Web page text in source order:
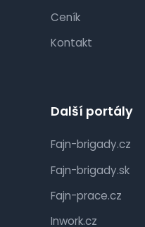
Ceník
Kontakt
Další portály
Fajn-brigady.cz
Fajn-brigady.sk
Fajn-prace.cz
Inwork.cz